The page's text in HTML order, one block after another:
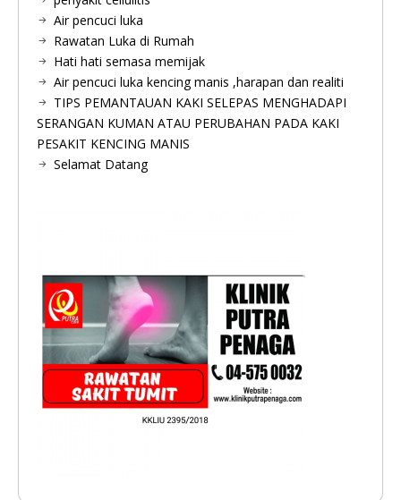
Air pencuci luka
Rawatan Luka di Rumah
Hati hati semasa memijak
Air pencuci luka kencing manis ,harapan dan realiti
TIPS PEMANTAUAN KAKI SELEPAS MENGHADAPI
SERANGAN KUMAN ATAU PERUBAHAN PADA KAKI
PESAKIT KENCING MANIS
Selamat Datang